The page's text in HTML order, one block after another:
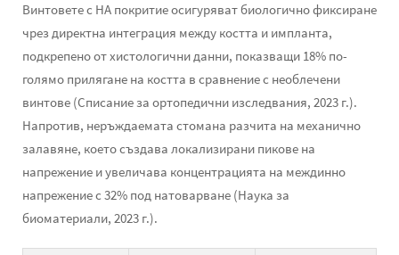
Винтовете с HA покритие осигуряват биологично фиксиране
чрез директна интеграция между костта и импланта,
подкрепено от хистологични данни, показващи 18% по-
голямо прилягане на костта в сравнение с необлечени
винтове (Списание за ортопедични изследвания, 2023 г.).
Напротив, неръждаемата стомана разчита на механично
залавяне, което създава локализирани пикове на
напрежение и увеличава концентрацията на междинно
напрежение с 32% под натоварване (Наука за
биоматериали, 2023 г.).